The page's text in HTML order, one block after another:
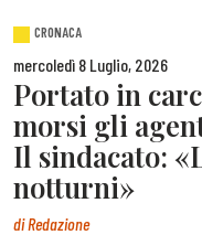
CRONACA
mercoledì 8 Luglio, 2026
Portato in
morsi gli
Il sindacato:
notturni»
diRedazione